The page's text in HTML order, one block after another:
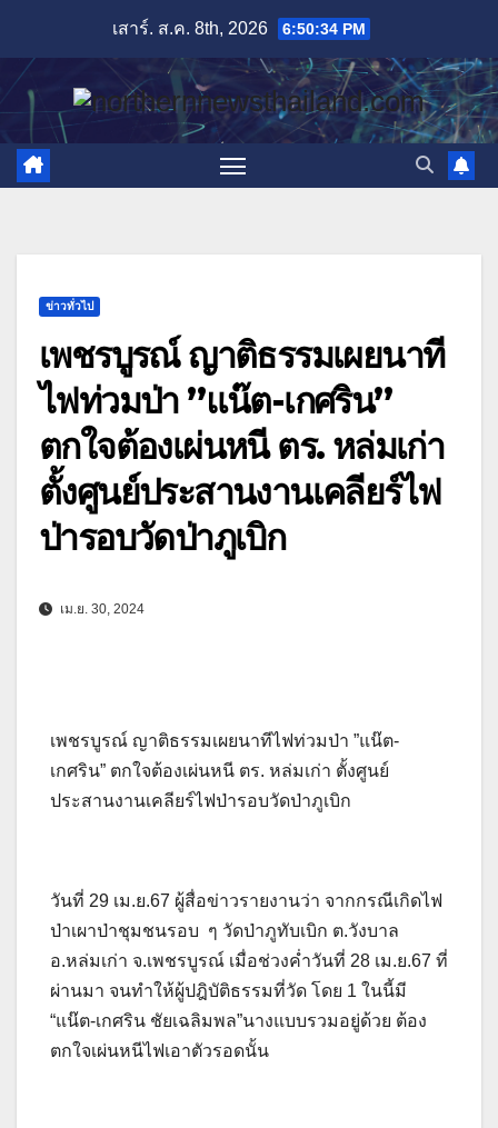
content
เสาร์. ส.ค. 8th, 2026 6:50:35 PM
ข่าวทั่วไป
เพชรบูรณ์ ญาติธรรมเผยนาที
ไฟท่วมป่า ”แน๊ต-เกศริน”
ตกใจต้องเผ่นหนี ตร. หล่มเก่า
ตั้งศูนย์ประสานงานเคลียร์ไฟ
ป่ารอบวัดป่าภูเบิก
เม.ย. 30, 2024
เพชรบูรณ์ ญาติธรรมเผยนาทีไฟท่วมป่า ”แน๊ต-
เกศริน” ตกใจต้องเผ่นหนี ตร. หล่มเก่า ตั้งศูนย์
ประสานงานเคลียร์ไฟป่ารอบวัดป่าภูเบิก
วันที่ 29 เม.ย.67 ผู้สื่อข่าวรายงานว่า จากกรณีเกิดไฟ
ป่าเผาป่าชุมชนรอบ ๆ วัดป่าภูทับเบิก ต.วังบาล
อ.หล่มเก่า จ.เพชรบูรณ์ เมื่อช่วงค่ำวันที่ 28 เม.ย.67 ที่
ผ่านมา จนทำให้ผู้ปฎิบัติธรรมที่วัด โดย 1 ในนี้มี
“แน๊ต-เกศริน ชัยเฉลิมพล”นางแบบรวมอยู่ด้วย ต้อง
ตกใจเผ่นหนีไฟเอาตัวรอดนั้น